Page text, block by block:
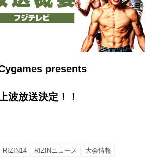
Cygames presents
波放送決定！！
RIZIN14 RIZINニュース
大会情報